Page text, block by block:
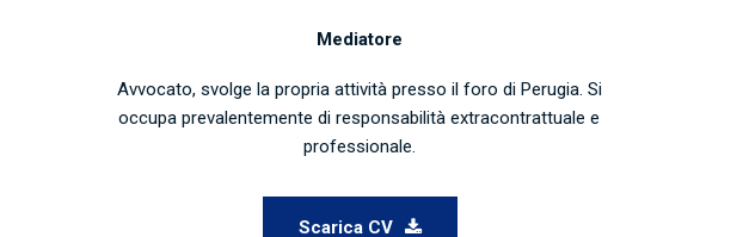
Mediatore
Avvocato, svolge la propria attività presso il foro di Perugia. Si
occupa prevalentemente di responsabilità extracontrattuale e
professionale.
Scarica CV